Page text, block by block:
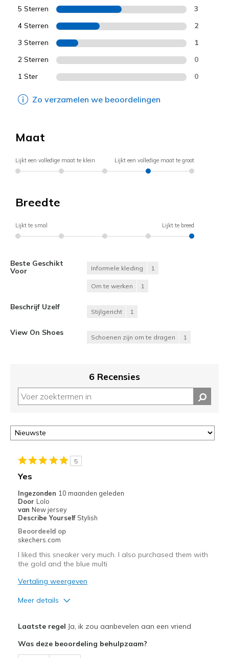
5 Sterren 3
4 Sterren 2
3 Sterren 1
2 Sterren 0
1 Ster 0
Zo verzamelen we beoordelingen
Maat
Lijkt een volledige maat te klein Lijkt een volledige maat te groot
Breedte
Lijkt te smal Lijkt te breed
Beste Geschikt
Voor
Informele kleding 1
Om te werken 1
Beschrijf Uzelf
Stijlgericht 1
View On Shoes
Schoenen zijn om te dragen 1
6 Recensies
5
Yes
Ingezonden 10 maanden geleden
Door Lolo
van New jersey
Describe Yourself Stylish
Beoordeeld op
skechers.com
I liked this sneaker very much. I also purchased them with
the gold and the blue multi
Vertaling weergeven
Meer details
Comfortable
Laatste regel Ja, ik zou aanbevelen aan een vriend
Was deze beoordeling behulpzaam?